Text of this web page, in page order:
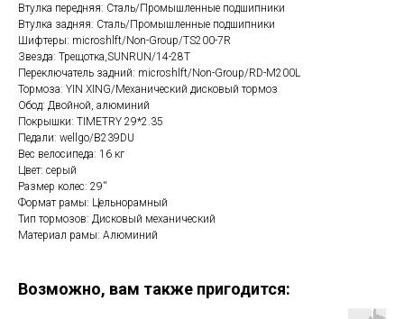
Втулка передняя: Сталь/Промышленные подшипники
Втулка задняя: Сталь/Промышленные подшипники
Шифтеры: microshlft/Non-Group/TS200-7R
Звезда: Трещотка,SUNRUN/14-28T
Переключатель задний: microshlft/Non-Group/RD-M200L
Тормоза: YIN XING/Механический дисковый тормоз
Обод: Двойной, алюминий
Покрышки: TIMETRY 29*2.35
Педали: wellgo/B239DU
Вес велосипеда: 16 кг
Цвет: серый
Размер колес: 29''
Формат рамы: Цельнорамный
Тип тормозов: Дисковый механический
Материал рамы: Алюминий
Возможно, вам также пригодится: